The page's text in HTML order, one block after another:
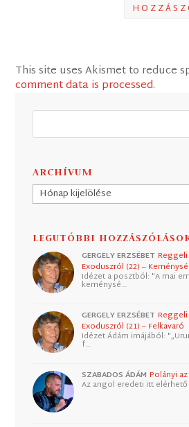
This site uses Akismet to reduce
comment data is processed.
ARCHÍVUM
Archívum
LEGUTÓBBI
GERGELY ERZSÉBET
Exoduszról (22) –
Idézet a posztból: "A mai
keménysé…
GERGELY ERZSÉBET
Exoduszról (21) – Felkavaró
Idézet Ádám imájából:
f…
SZABADOS ÁDÁM Polányi
Az angol eredeti itt